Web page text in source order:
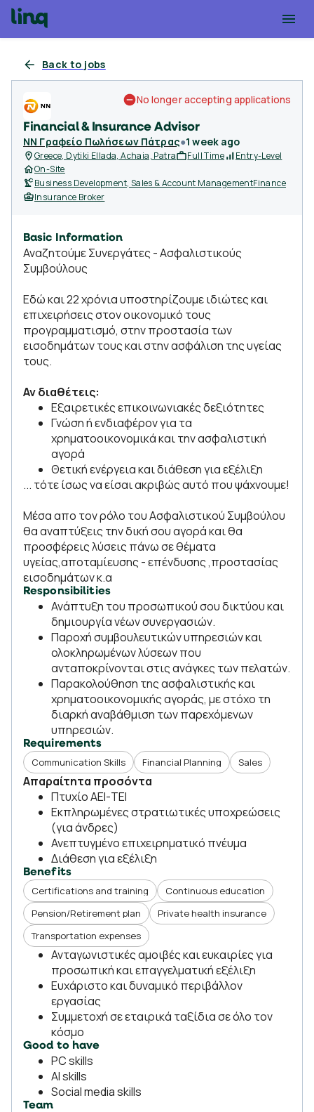
Back to jobs
Financial & Insurance Advisor
NN Γραφείο Πωλήσεων Πάτρας●1 week ago
No longer accepting applications
Greece, Dytiki Ellada, Achaia, Patra Full Time
Entry-Level
On-Site
Business Development, Sales & Account ManagementFinance
Insurance Broker
Basic Information
Αναζητούμε Συνεργάτες - Ασφαλιστικούς
Συμβούλους
Εδώ και 22 χρόνια υποστηρίζουμε ιδιώτες και
επιχειρήσεις στον οικονομικό τους
προγραμματισμό, στην προστασία των
εισοδημάτων τους και στην ασφάλιση της υγείας
τους.
Αν διαθέτεις:
Εξαιρετικές επικοινωνιακές δεξιότητες
Γνώση ή ενδιαφέρον για τα
χρηματοοικονομικά και την ασφαλιστική
αγορά
Θετική ενέργεια και διάθεση για εξέλιξη
... τότε ίσως να είσαι ακριβώς αυτό που ψάχνουμε!
Μέσα απο τον ρόλο του Ασφαλιστικού Συμβούλου
θα αναπτύξεις την δική σου αγορά και θα
προσφέρεις λύσεις πάνω σε θέματα
υγείας,αποταμίευσης - επένδυσης ,προστασίας
εισοδημάτων κ.α
Responsibilities
Ανάπτυξη του προσωπικού σου δικτύου και
δημιουργία νέων συνεργασιών.
Παροχή συμβουλευτικών υπηρεσιών και
ολοκληρωμένων λύσεων που
ανταποκρίνονται στις ανάγκες των πελατών.
Παρακολούθηση της ασφαλιστικής και
χρηματοοικονομικής αγοράς, με στόχο τη
διαρκή αναβάθμιση των παρεχόμενων
υπηρεσιών.
Requirements
Communication Skills Financial Planning Sales
Απαραίτητα προσόντα
Πτυχίο ΑΕΙ-ΤΕΙ
Εκπληρωμένες στρατιωτικές υποχρεώσεις
(για άνδρες)
Ανεπτυγμένο επιχειρηματικό πνέυμα
Διάθεση για εξέλιξη
Benefits
Certifications and training
Continuous education
Pension/Retirement plan
Private health insurance
Transportation expenses
Ανταγωνιστικές αμοιβές και ευκαιρίες για
προσωπική και επαγγελματική εξέλιξη
Ευχάριστο και δυναμικό περιβάλλον
εργασίας
Συμμετοχή σε εταιρικά ταξίδια σε όλο τον
κόσμο
Good to have
PC skills
AI skills
Social media skills
Team